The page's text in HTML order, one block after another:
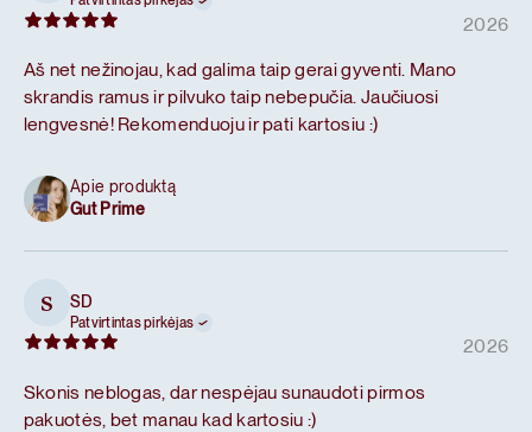
2026
Aš net nežinojau, kad galima taip gerai gyventi. Mano
skrandis ramus ir pilvuko taip nebepučia. Jaučiuosi
lengvesnė! Rekomenduoju ir pati kartosiu :)
Apie produktą
Gut Prime
S SD
Patvirtintas pirkėjas
2026
Skonis neblogas, dar nespėjau sunaudoti pirmos
pakuotės, bet manau kad kartosiu :)